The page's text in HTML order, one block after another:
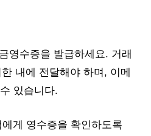
영수증을 발급하세요. 거래
내에 전달해야 하며, 이메
있습니다.
게 영수증을 확인하도록